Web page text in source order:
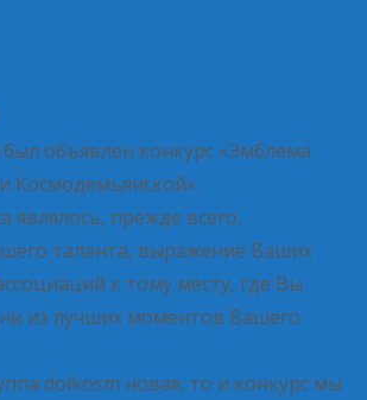
был объявлен конкурс «Эмблема
Космодемьянской».
являлось, прежде всего,
таланта, выражение Ваших
к тому месту, где Вы
из лучших моментов Вашего
dolkosm новая, то и конкурс мы